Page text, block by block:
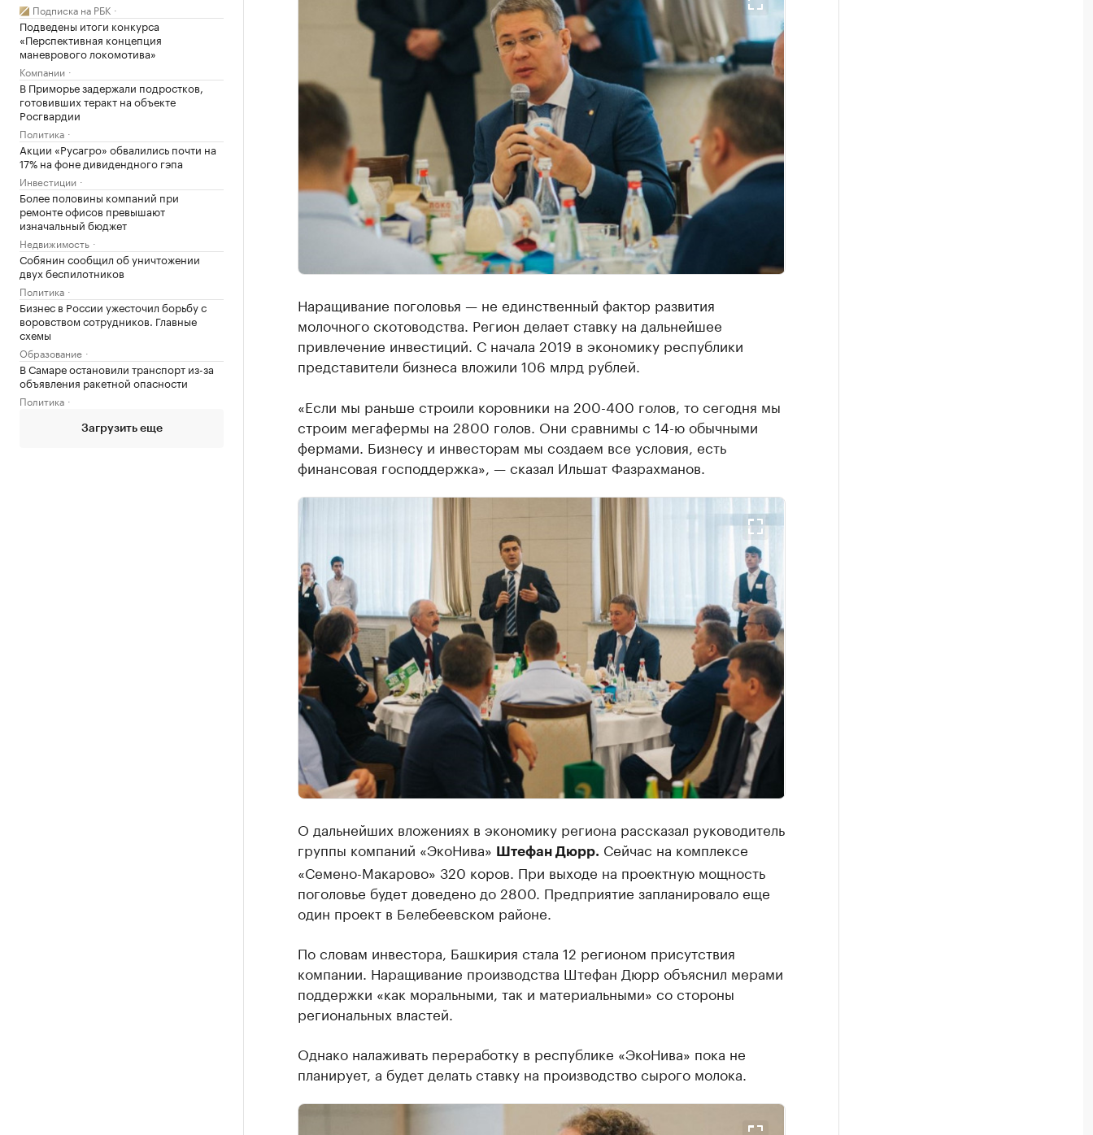
Подписка на РБК
Подведены итоги конкурса
«Перспективная концепция
маневрового локомотива»
Компании
В Приморье задержали подростков,
готовивших теракт на объекте
Росгвардии
Политика
Акции «Русагро» обвалились почти на
17% на фоне дивидендного гэпа
Инвестиции
Более половины компаний при
ремонте офисов превышают
изначальный бюджет
Недвижимость
Собянин сообщил об уничтожении
двух беспилотников
Политика
Бизнес в России ужесточил борьбу с
воровством сотрудников. Главные
схемы
Образование
В Самаре остановили транспорт из-за
объявления ракетной опасности
Политика
Загрузить еще
Наращивание поголовья — не единственный фактор развития
молочного скотоводства. Регион делает ставку на дальнейшее
привлечение инвестиций. С начала 2019 в экономику республики
представители бизнеса вложили 106 млрд рублей.
«Если мы раньше строили коровники на 200-400 голов, то сегодня мы
строим мегафермы на 2800 голов. Они сравнимы с 14-ю обычными
фермами. Бизнесу и инвесторам мы создаем все условия, есть
финансовая господдержка», — сказал Ильшат Фазрахманов.
О дальнейших вложениях в экономику региона рассказал руководитель
группы компаний «ЭкоНива» Штефан Дюрр. Сейчас на комплексе
«Семено-Макарово» 320 коров. При выходе на проектную мощность
поголовье будет доведено до 2800. Предприятие запланировало еще
один проект в Белебеевском районе.
По словам инвестора, Башкирия стала 12 регионом присутствия
компании. Наращивание производства Штефан Дюрр объяснил мерами
поддержки «как моральными, так и материальными» со стороны
региональных властей.
Однако налаживать переработку в республике «ЭкоНива» пока не
планирует, а будет делать ставку на производство сырого молока.